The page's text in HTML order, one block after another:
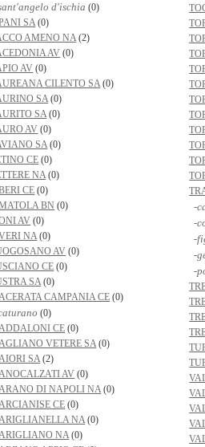
d'ischia (0)
SA(0)
AMENO NA(2)
AV (0)
AV (0)
CILENTO SA(0)
SA(0)
SA(0)
AV (0)
SA(0)
CE (0)
NA(0)
CE (0)
BN (0)
AV (0)
NA(0)
AV (0)
CE (0)
SA(0)
CAMPANIA CE (0)
(0)
CE (0)
VETERE SA(0)
SA(2)
AV (0)
DI NAPOLI NA(0)
CE (0)
NA(0)
NA(0)
-
-
-
-
-